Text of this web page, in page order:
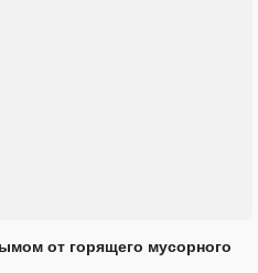
от горящего мусорного